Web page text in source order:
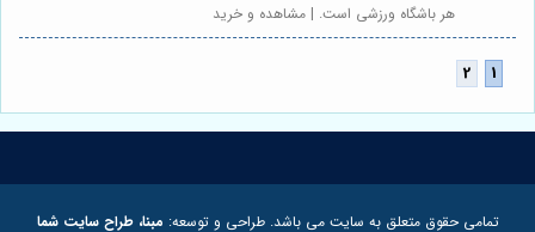
هر باشگاه ورزشی است. | مشاهده و خرید
تمامی حقوق متعلق به سایت می باشد. طراحی و توسعه: مبنا، طراح سایت شما